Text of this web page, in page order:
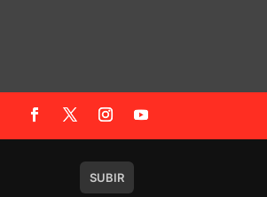
SUBIR